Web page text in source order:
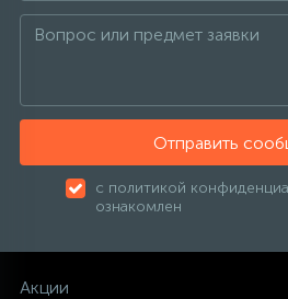
Отправить
с политикой
ознакомлен
Акции